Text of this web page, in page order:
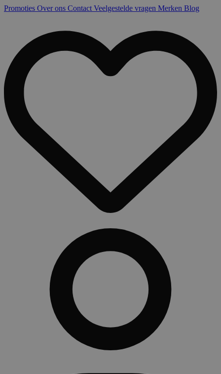
Promoties Over ons Contact Veelgestelde vragen Merken Blog